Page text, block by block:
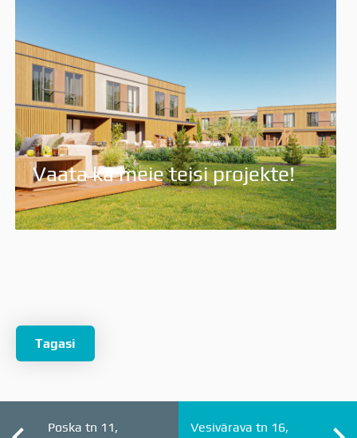
Vaata ka meie teisi projekte!
Tagasi
Poska tn 11,
Vesivärava tn 16,